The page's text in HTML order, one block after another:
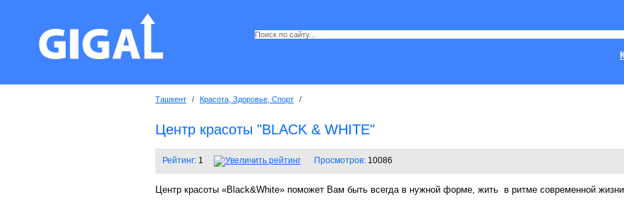
Ташкент / Красота, Здоровье, Спорт /
Центр красоты "BLACK & WHITE"
Рейтинг: 1 Просмотров: 10086
Центр красоты «Black&White» поможет Вам быть всегда в нужной форме, жить в ритме современной